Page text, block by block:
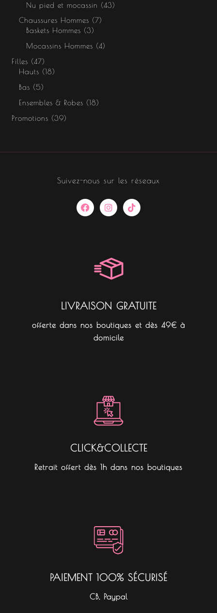
Nu pied et mocassin
43
Chaussures Hommes
7
Baskets Hommes
3
Mocassins Hommes
4
Filles
47
Hauts
18
Bas
5
Ensembles & Robes
18
Promotions
39
Suivez-nous sur les réseaux
F
a
c
I
n
s
a
m
T
i
k
LIVRAISON GRATUITE
offerte dans nos boutiques et dès 49€ à
domicile
CLICK&COLLECTE
Retrait offert dès 1h dans nos boutiques
PAIEMENT 100% SÉCURISÉ
CB, Paypal